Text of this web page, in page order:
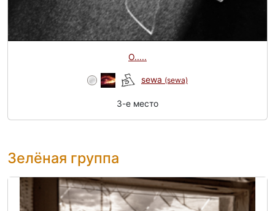
О.....
sewa (sewa)
3-e место
Зелёная группа